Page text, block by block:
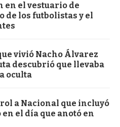
en el vestuario de
de los futbolistas y el
vivió Nacho Álvarez
descubrió que llevaba
oculta
a Nacional que incluyó
el día que anotó en